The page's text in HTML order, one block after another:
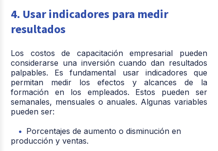
4. Usar indicadores para medir
resultados
Los costos de capacitación empresarial pueden
considerarse una inversión cuando dan resultados
palpables. Es fundamental usar indicadores que
permitan medir los efectos y alcances de la
formación en los empleados. Estos pueden ser
semanales, mensuales o anuales. Algunas variables
pueden ser:
Porcentajes de aumento o disminución en
producción y ventas.